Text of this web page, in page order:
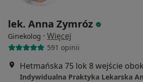
lek. Anna Zymróz
Ginekolog · Więcej
591 opinii
Indywidualna Praktyka Lekarska